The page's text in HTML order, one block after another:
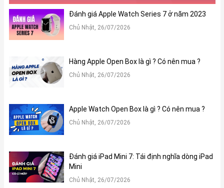
Đánh giá Apple Watch Series 7 ở năm 2023
Chủ Nhật, 26/07/2026
Hàng Apple Open Box là gì ? Có nên mua ?
Chủ Nhật, 26/07/2026
Apple Watch Open Box là gì ? Có nên mua ?
Chủ Nhật, 26/07/2026
Đánh giá iPad Mini 7: Tái định nghĩa dòng iPad
Mini
Chủ Nhật, 26/07/2026